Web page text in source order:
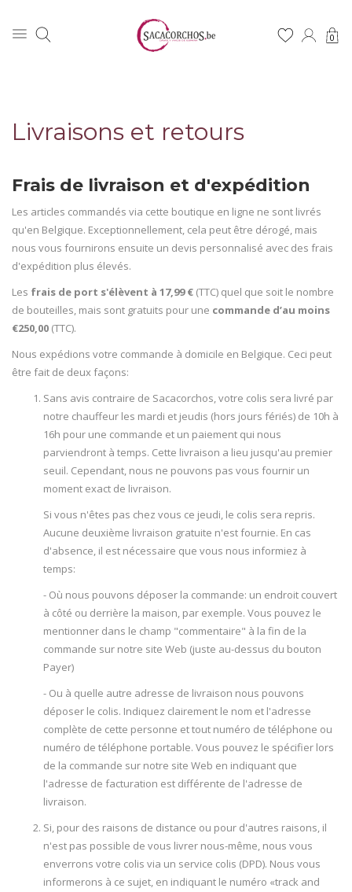
0
Livraisons et retours
Frais de livraison et d'expédition
Les articles commandés via cette boutique en ligne ne sont livrés
qu'en Belgique. Exceptionnellement, cela peut être dérogé, mais
nous vous fournirons ensuite un devis personnalisé avec des frais
d'expédition plus élevés.
Les frais de port s'élèvent à 17,99 € (TTC) quel que soit le nombre
de bouteilles, mais sont gratuits pour une commande d’au moins
€250,00 (TTC).
Nous expédions votre commande à domicile en Belgique. Ceci peut
être fait de deux façons:
Sans avis contraire de Sacacorchos, votre colis sera livré par
notre chauffeur les mardi et jeudis (hors jours fériés) de 10h à
16h pour une commande et un paiement qui nous
parviendront à temps. Cette livraison a lieu jusqu'au premier
seuil. Cependant, nous ne pouvons pas vous fournir un
moment exact de livraison.
Si vous n'êtes pas chez vous ce jeudi, le colis sera repris.
Aucune deuxième livraison gratuite n'est fournie. En cas
d'absence, il est nécessaire que vous nous informiez à
temps:
- Où nous pouvons déposer la commande: un endroit couvert
à côté ou derrière la maison, par exemple. Vous pouvez le
mentionner dans le champ "commentaire" à la fin de la
commande sur notre site Web (juste au-dessus du bouton
Payer)
- Ou à quelle autre adresse de livraison nous pouvons
déposer le colis. Indiquez clairement le nom et l'adresse
complète de cette personne et tout numéro de téléphone ou
numéro de téléphone portable. Vous pouvez le spécifier lors
de la commande sur notre site Web en indiquant que
l'adresse de facturation est différente de l'adresse de
livraison.
Si, pour des raisons de distance ou pour d'autres raisons, il
n'est pas possible de vous livrer nous-même, nous vous
enverrons votre colis via un service colis (DPD). Nous vous
informerons à ce sujet, en indiquant le numéro «track and